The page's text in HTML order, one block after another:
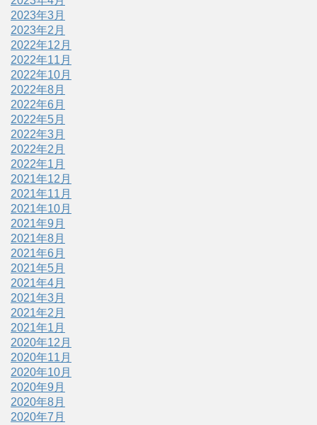
2023年3月
2023年2月
2022年12月
2022年11月
2022年10月
2022年8月
2022年6月
2022年5月
2022年3月
2022年2月
2022年1月
2021年12月
2021年11月
2021年10月
2021年9月
2021年8月
2021年6月
2021年5月
2021年4月
2021年3月
2021年2月
2021年1月
2020年12月
2020年11月
2020年10月
2020年9月
2020年8月
2020年7月